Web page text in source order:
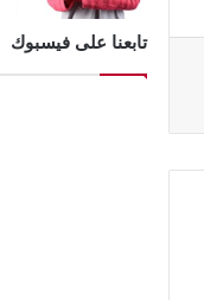
تابعنا على فيسبوك